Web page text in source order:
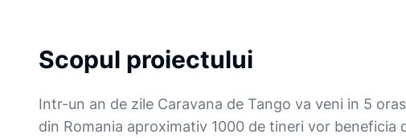
Scopul proiectului
Intr-un an de zile Caravana de Tango va veni in 5
din Romania aproximativ 1000 de tineri vor